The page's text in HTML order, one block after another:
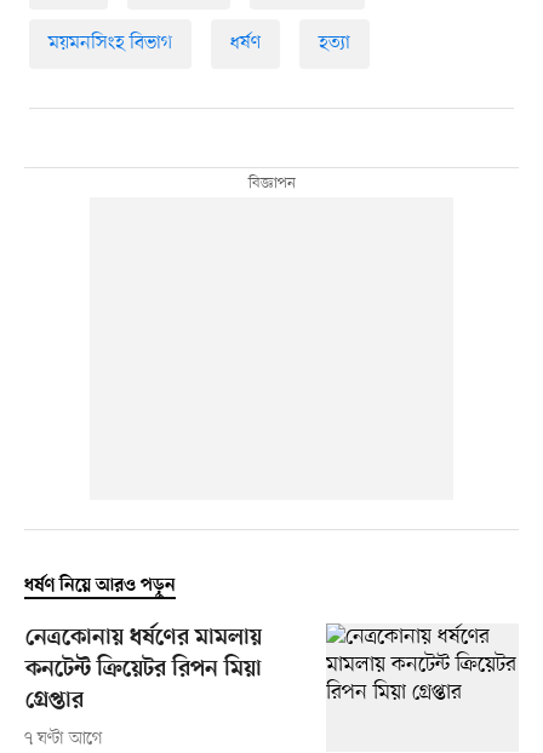
ময়মনসিংহ বিভাগ ধর্ষণ হত্যা
ধর্ষণ নিয়ে আরও পড়ুন
নেত্রকোনায় ধর্ষণের মামলায়
কনটেন্ট ক্রিয়েটর রিপন মিয়া
গ্রেপ্তার
৭ ঘণ্টা আগে